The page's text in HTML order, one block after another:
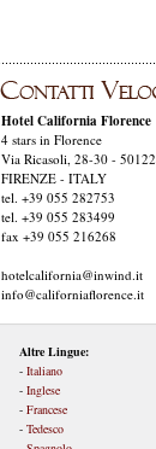
Hotel California Florence
4 stars in Florence
Via Ricasoli, 28-30 - 50122
FIRENZE - ITALY
tel. +39 055 282753
tel. +39 055 283499
fax +39 055 216268
hotelcalifornia@inwind.it
info@californiaflorence.it
Altre Lingue:
- Italiano
- Inglese
- Francese
- Tedesco